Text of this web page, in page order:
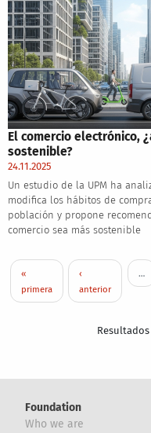
El comercio electrónico,
sostenible?
24.11.2025
Un estudio de la UPM ha
modifica los hábitos de
población y propone
comercio sea más sostenible
Pagination
First page
«
primera
Previous page
‹
anterior
…
Resultados
Foundation
Who we are